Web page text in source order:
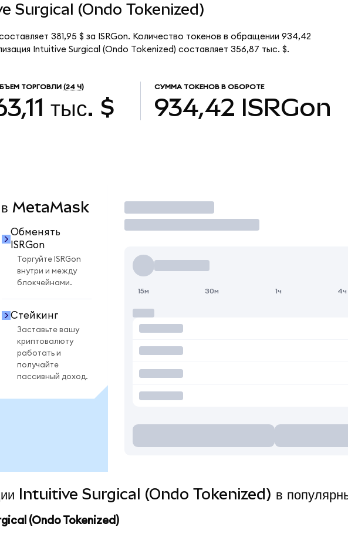
Surgical (Ondo Tokenized)
381,95 $ за ISRGon. Количество токенов в обращении 934,42
Intuitive Surgical (Ondo Tokenized) составляет 356,87 тыс. $.
ТОРГОВЛИ (24 Ч)
тыс. $
СУММА ТОКЕНОВ В ОБОРОТЕ
934,42 ISRGon
в MetaMask
Обменять
ISRGon
Торгуйте ISRGon
внутри и между
блокчейнами.
Стейкинг
Заставьте вашу
криптовалюту
работать и
получайте
пассивный доход.
Торговать
15м 30м 1ч 4ч
Intuitive Surgical (Ondo Tokenized) в
(Ondo Tokenized)